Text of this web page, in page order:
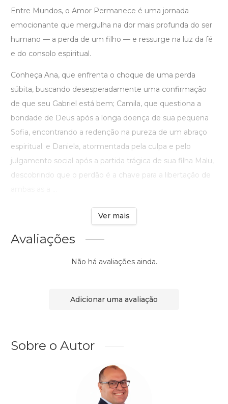
Entre Mundos, o Amor Permanece é uma jornada
emocionante que mergulha na dor mais profunda do ser
humano — a perda de um filho — e ressurge na luz da fé
e do consolo espiritual.
Conheça Ana, que enfrenta o choque de uma perda
súbita, buscando desesperadamente uma confirmação
de que seu Gabriel está bem; Camila, que questiona a
bondade de Deus após a longa doença de sua pequena
Sofia, encontrando a redenção na pureza de um abraço
espiritual; e Daniela, atormentada pela culpa e pelo
julgamento social após a partida trágica de sua filha Malu,
descobrindo que o perdão é a chave para a libertação de
Ver mais
Avaliações
Não há avaliações ainda.
Adicionar uma avaliação
Sobre o Autor